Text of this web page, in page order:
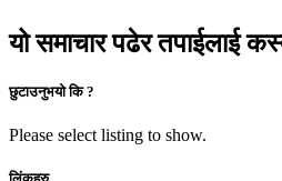
यो समाचार पढेर तपाईलाई
छुटाउनुभयो कि ?
Please select listing to show.